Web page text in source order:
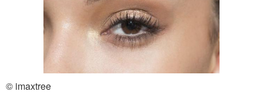
© imaxtree